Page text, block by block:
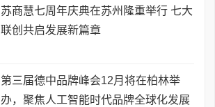
苏商慧七周年庆典在苏州隆重举行 七大
联创共启发展新篇章
第三届德中品牌峰会12月将在柏林举
办，聚焦人工智能时代品牌全球化发展